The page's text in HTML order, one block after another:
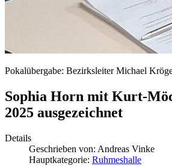
Pokalübergabe: Bezirksleiter Michael
Sophia Horn mit Kurt-
2025 ausgezeichnet
Details
Geschrieben von: Andreas Vinke
Hauptkategorie: Ruhmeshalle